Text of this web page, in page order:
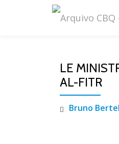
LE
AL-FITR
Bruno